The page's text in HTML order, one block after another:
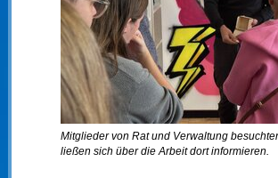
Mitglieder von Rat und Verwaltung
ließen sich über die Arbeit dort informieren.